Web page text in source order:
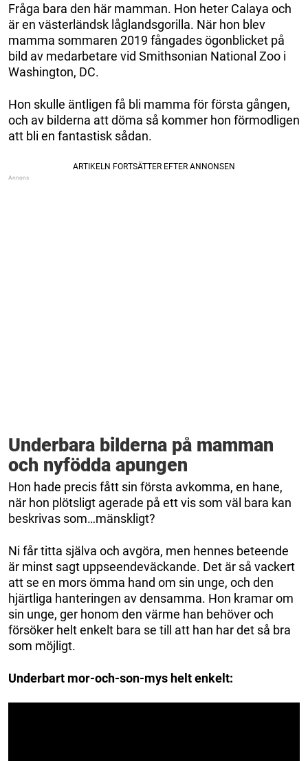
Fråga bara den här mamman. Hon heter Calaya och
är en västerländsk låglandsgorilla. När hon blev
mamma sommaren 2019 fångades ögonblicket på
bild av medarbetare vid Smithsonian National Zoo i
Washington, DC.
Hon skulle äntligen få bli mamma för första gången,
och av bilderna att döma så kommer hon förmodligen
att bli en fantastisk sådan.
Underbara bilderna på mamman
och nyfödda apungen
Hon hade precis fått sin första avkomma, en hane,
när hon plötsligt agerade på ett vis som väl bara kan
beskrivas som…mänskligt?
Ni får titta själva och avgöra, men hennes beteende
är minst sagt uppseendeväckande. Det är så vackert
att se en mors ömma hand om sin unge, och den
hjärtliga hanteringen av densamma. Hon kramar om
sin unge, ger honom den värme han behöver och
försöker helt enkelt bara se till att han har det så bra
som möjligt.
Underbart mor-och-son-mys helt enkelt: